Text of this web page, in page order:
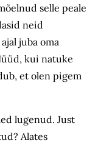
selle peale
neid
juba oma
kui natuke
et olen pigem
lugenud. Just
Alates